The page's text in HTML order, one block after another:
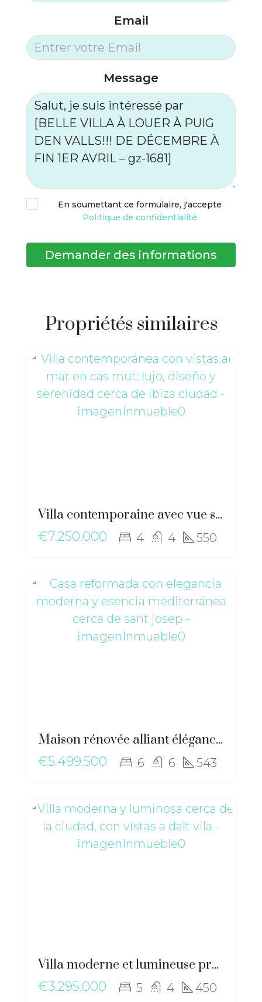
Email
Message
En soumettant ce formulaire, j'accepte
Politique de confidentialité
Demander des informations
Propriétés similaires
Villa contemporaine avec vue sur la mer à Cas Mut : luxe, design et sérénité près de la ville d’Ibiza – ri-2517
€7.250.000
4 4 550
Maison rénovée alliant élégance moderne et essence méditerranéenne près de Sant Josep – ma-2511
€5.499.500
6 6 543
Villa moderne et lumineuse près de la ville, avec vue imprenable sur Dalt Vila – ma-2507
€3.295.000
5 4 450